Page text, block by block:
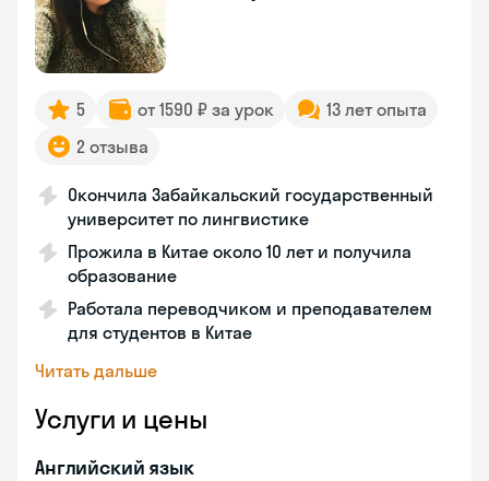
5 от 1590 ₽ за урок
13 лет опыта
2 отзыва
Окончила Забайкальский государственный
университет по лингвистике
Прожила в Китае около 10 лет и получила
образование
Работала переводчиком и преподавателем
для студентов в Китае
Читать дальше
Услуги и цены
Английский язык